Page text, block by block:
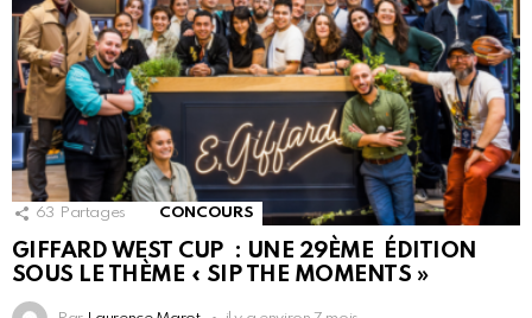
63 Partages CONCOURS
GIFFARD WEST CUP : UNE 29ÈME ÉDITION
SOUS LE THÈME « SIP THE MOMENTS »